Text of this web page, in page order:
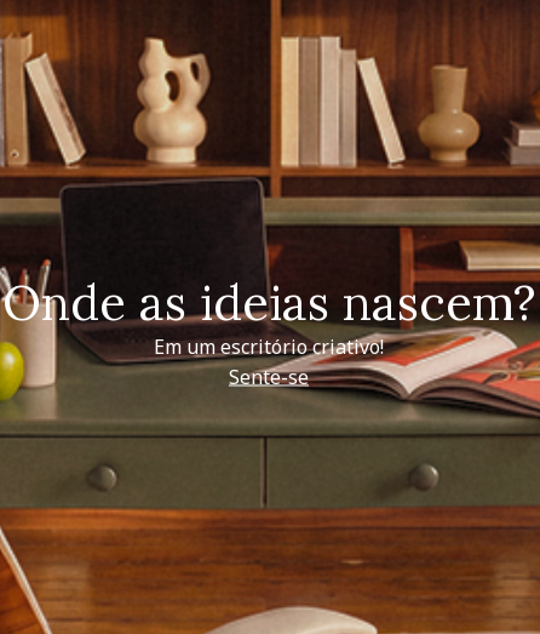
Onde as ideias nascem?
Em um escritório criativo!
Sente-se